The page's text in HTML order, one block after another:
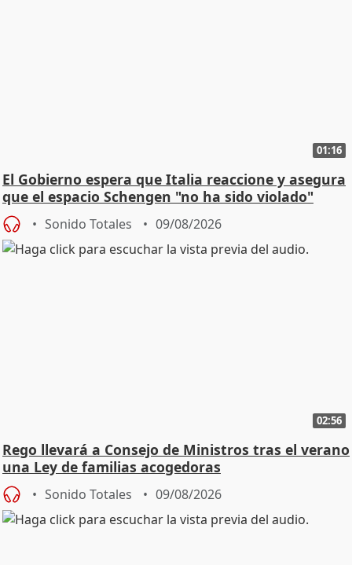
01:16
El Gobierno espera que Italia reaccione y asegura
que el espacio Schengen "no ha sido violado"
Sonido Totales 09/08/2026
02:56
Rego llevará a Consejo de Ministros tras el verano
una Ley de familias acogedoras
Sonido Totales 09/08/2026